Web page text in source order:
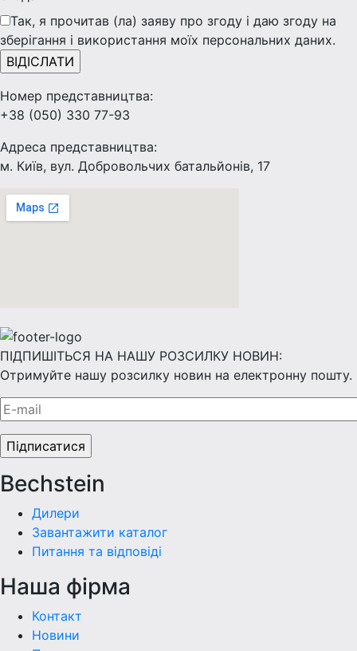
Так, я прочитав (ла) заяву про згоду і даю згоду на
зберігання і використання моїх персональних даних.
Номер представництва:
+38 (050) 330 77-93
Адреса представництва:
м. Київ, вул. Добровольчих батальйонів, 17
ПІДПИШІТЬСЯ НА НАШУ РОЗСИЛКУ НОВИН:
Отримуйте нашу розсилку новин на електронну пошту.
Bechstein
Дилери
Завантажити каталог
Питання та відповіді
Наша фiрма
Контакт
Новини